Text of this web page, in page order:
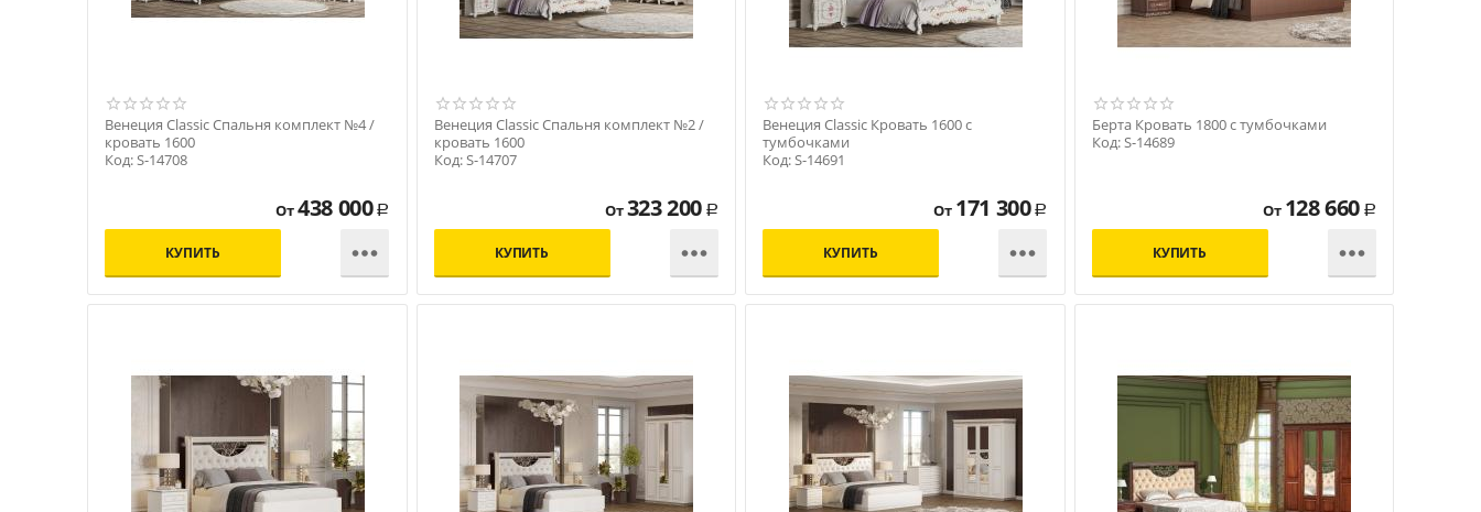
Венеция Classic Спальня комплект №4 /
кровать 1600
Код: S-14708
От438 000 Р
КУПИТЬ 
Венеция Classic Спальня комплект №2 /
кровать 1600
Код: S-14707
От323 200 Р
КУПИТЬ 
Венеция Classic Кровать 1600 с
тумбочками
Код: S-14691
От 171 300 Р
КУПИТЬ 
Берта Кровать 1800 с тумбочками
Код: S-14689
От 128 660 Р
КУПИТЬ 